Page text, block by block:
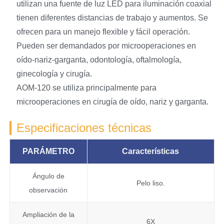
utilizan una fuente de luz LED para iluminación coaxial
tienen diferentes distancias de trabajo y aumentos. Se
ofrecen para un manejo flexible y fácil operación.
Pueden ser demandados por microoperaciones en
oído-nariz-garganta, odontología, oftalmología,
ginecología y cirugía.
AOM-120 se utiliza principalmente para
microoperaciones en cirugía de oído, nariz y garganta.
Especificaciones técnicas
PARÁMETRO Características
Ángulo de
observación
Pelo liso.
Ampliación de la
6X